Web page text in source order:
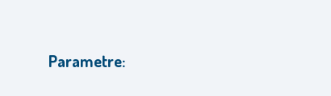
Parametre: